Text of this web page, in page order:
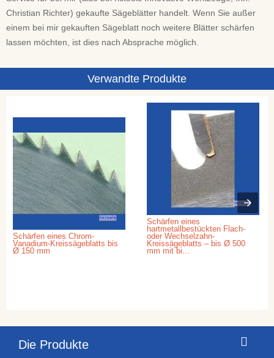
Christian Richter) gekaufte Sägeblätter handelt. Wenn Sie außer
einem bei mir gekauften Sägeblatt noch weitere Blätter schärfen
lassen möchten, ist dies nach Absprache möglich.
Verwandte Produkte
Schärfen eines Chrom-
Vanadium-Kreissägeblatts bis
Ø 150 mm
Schärfen eines
hartmetallbestückten Flach-
oder Wechselzahn-
Kreissägeblatts – bis Ø 500
mm mit bi...
Die Produkte